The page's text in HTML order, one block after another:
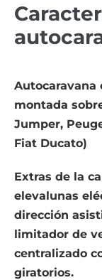
Autocaravana
montada
Jumper,
Fiat Ducato)
Extras de la
elevalunas
dirección
limitador de
centralizado
giratorios.